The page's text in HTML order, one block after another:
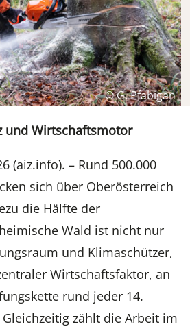
© G. Pfabigan
und Wirtschaftsmotor
(aiz.info). – Rund 500.000
sich über Oberösterreich
die Hälfte der
Wald ist nicht nur
und Klimaschützer,
Wirtschaftsfaktor, an
rund jeder 14.
zählt die Arbeit im